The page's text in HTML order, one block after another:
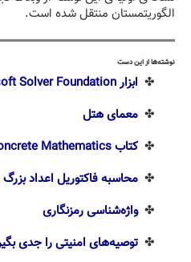
الگوریتمستان منتقل شده است.
نوشته‌ها از این دست
✤ابزار Microsoft Solver Foundation
✤معمای هتل
✤کتاب Concrete Mathematics
✤محاسبه فاکتوریل اعداد بزرگ
✤واژه‌شناسی رمزنگاری
✤توصیه‌های امنیتی را جدی